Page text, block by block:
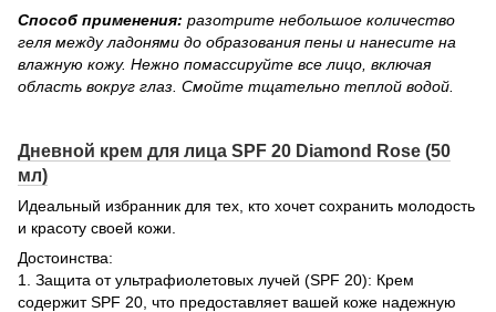
Способ применения: разотрите небольшое количество
геля между ладонями до образования пены и нанесите на
влажную кожу. Нежно помассируйте все лицо, включая
область вокруг глаз. Смойте тщательно теплой водой.
Дневной крем для лица SPF 20 Diamond Rose (50
мл)
Идеальный избранник для тех, кто хочет сохранить молодость
и красоту своей кожи.
Достоинства:
1. Защита от ультрафиолетовых лучей (SPF 20): Крем
содержит SPF 20, что предоставляет вашей коже надежную